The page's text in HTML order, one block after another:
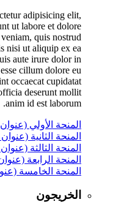
adipisicing elit,
ut labore et dolore
quis nostrud
nisi ut aliquip ex ea
aute irure dolor in
cillum dolore eu
occaecat cupidatat
deserunt mollit
anim id est laborum.
المنحة الأولي
المنحة الثانية
المنحة الثالثة
المنحة الرابعة
المنحة الخامسة
الخريجون